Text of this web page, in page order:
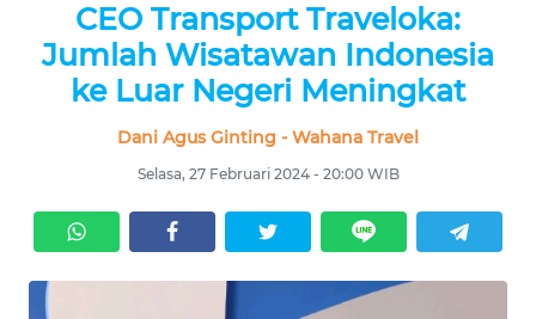
CEO Transport Traveloka:
Jumlah Wisatawan Indonesia
ke Luar Negeri Meningkat
Dani Agus Ginting - Wahana Travel
Selasa, 27 Februari 2024 - 20:00 WIB
UTAMA
SERBA-
SERBI
TOKOH
OPINI